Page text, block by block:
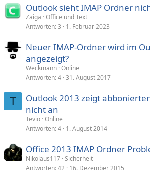
Outlook sieht IMAP Ordner
Zaiga Office und Text
Antworten 3 1. Februar 2023
Neuer IMAP-Ordner wird im
angezeigt?
Weckmann Online
Antworten 4 31. August 2017
T
Outlook 2013 zeigt
nicht an
Tevio Online
Antworten 4 1. August 2014
Office 2013 IMAP Ordner
Nikolaus117 Sicherheit
Antworten 42 16. Dezember 2015